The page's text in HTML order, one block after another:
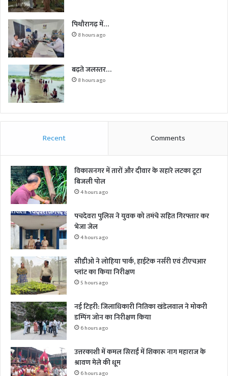
पिथौरागढ़ में…
8 hours ago
बढ़ते जलस्तर…
8 hours ago
Recent Comments
विकासनगर में तारों और दीवार के सहारे लटका टूटा
बिजली पोल
4 hours ago
पचदेवरा पुलिस ने युवक को तमंचे सहित गिरफ्तार कर
भेजा जेल
4 hours ago
सीडीओ ने लोहिया पार्क, हाईटेक नर्सरी एवं टीएचआर
प्लांट का किया निरीक्षण
5 hours ago
नई टिहरी: जिलाधिकारी नितिका खंडेलवाल ने मोकरी
डम्पिंग जोन का निरीक्षण किया
6 hours ago
उत्तरकाशी में कमल सिराईं में शिकारू नाग महाराज के
श्रावण मेले की धूम
6 hours ago